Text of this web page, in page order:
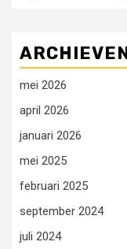
mei 2026
april 2026
januari 2026
mei 2025
februari 2025
september 2024
juli 2024